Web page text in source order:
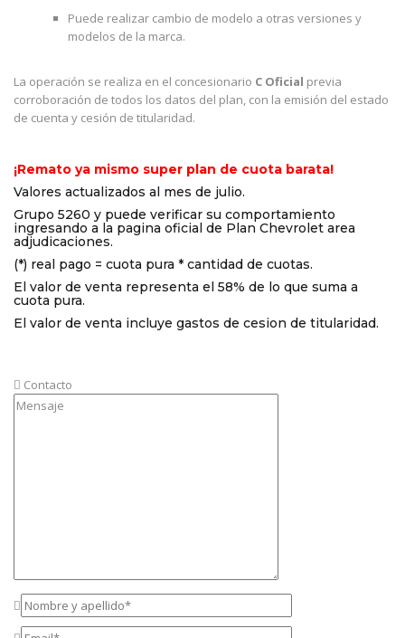
Puede realizar cambio de modelo a otras versiones y
modelos de la marca.
La operación se realiza en el concesionario C Oficial previa
corroboración de todos los datos del plan, con la emisión del estado
de cuenta y cesión de titularidad.
¡Remato ya mismo super plan de cuota barata!
Valores actualizados al mes de julio.
Grupo 5260 y puede verificar su comportamiento
ingresando a la pagina oficial de Plan Chevrolet area
adjudicaciones.
(*) real pago = cuota pura * cantidad de cuotas.
El valor de venta representa el 58% de lo que suma a
cuota pura.
El valor de venta incluye gastos de cesion de titularidad.
Contacto